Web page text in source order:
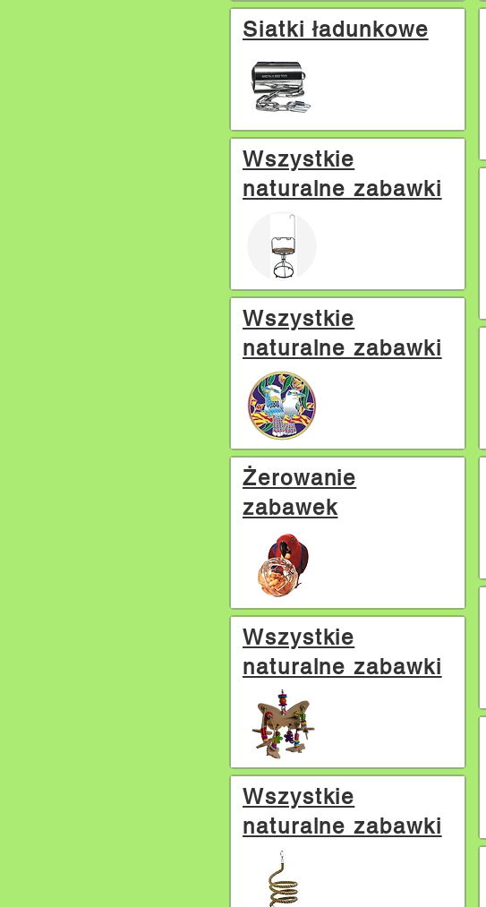
Siatki ładunkowe
Wszystkie
naturalne zabawki
Wszystkie
naturalne zabawki
Żerowanie
zabawek
Wszystkie
naturalne zabawki
Wszystkie
naturalne zabawki